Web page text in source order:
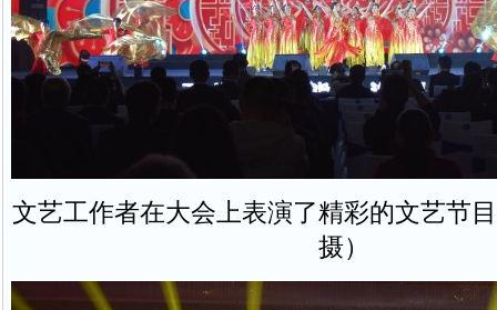
文艺工作者在大会上表演了精彩的文艺节
摄）